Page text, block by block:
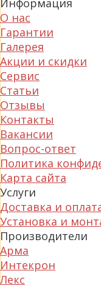
Информация
О нас
Гарантии
Галерея
Акции и скидки
Сервис
Статьи
Отзывы
Контакты
Вакансии
Вопрос-ответ
Политика
Карта сайта
Услуги
Доставка и
Установка и
Производители
Арма
Интекрон
Лекс